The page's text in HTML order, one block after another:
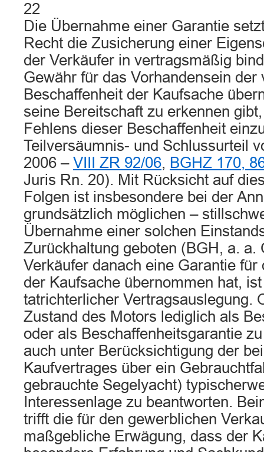
22
Die Übernahme einer Garantie
Recht die Zusicherung einer
der Verkäufer in vertragsmäßig
Gewähr für das Vorhandensein der
Beschaffenheit der Kaufsache
seine Bereitschaft zu erkennen
Fehlens dieser Beschaffenheit
Teilversäumnis- und Schlussurteil
2006 – VIII ZR 92/06, BGHZ 170,
Juris Rn. 20). Mit Rücksicht auf
Folgen ist insbesondere bei der
grundsätzlich möglichen –
Übernahme einer solchen
Zurückhaltung geboten (BGH, a. a.
Verkäufer danach eine Garantie für
der Kaufsache übernommen hat,
tatrichterlicher Vertragsauslegung.
Zustand des Motors lediglich als
oder als Beschaffenheitsgarantie
auch unter Berücksichtigung der
Kaufvertrages über ein
gebrauchte Segelyacht)
Interessenlage zu beantworten.
trifft die für den gewerblichen
maßgebliche Erwägung, dass der